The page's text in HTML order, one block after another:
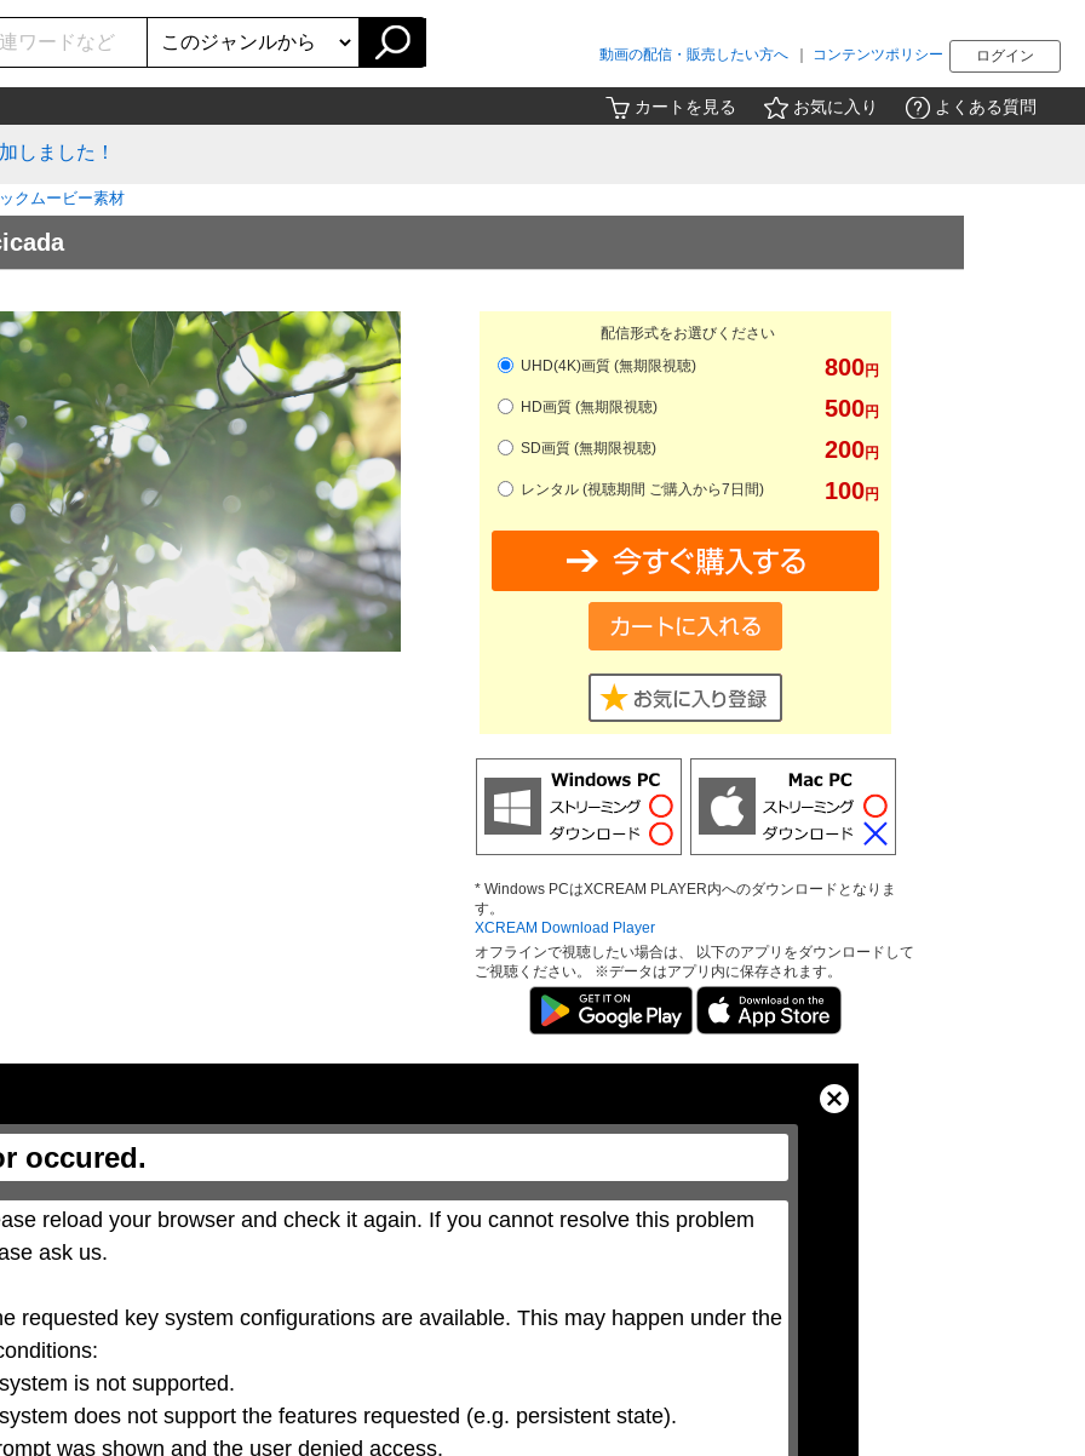
ログイン
コンテンツポリシー
動画の配信・販売したい方へ
カートを見る お気に入り よくある質問
しました！
クムービー素材
配信形式をお選びください
800円
UHD(4K)画質 (無期限視聴)
500円
HD画質 (無期限視聴)
200円
SD画質 (無期限視聴)
100円
レンタル (視聴期間 ご購入から7日間)
* Windows PCはXCREAM PLAYER内へのダウンロードとなりま
す。
XCREAM Download Player
オフラインで視聴したい場合は、 以下のアプリをダウンロードして
ご視聴ください。 ※データはアプリ内に保存されます。
occured.
reload your browser and check it again. If you cannot resolve this problem
ask us.
requested key system configurations are available. This may happen under the
Close
Modal
Dialog